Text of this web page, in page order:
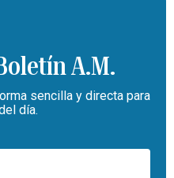
A.M.
sencilla y directa para
día.